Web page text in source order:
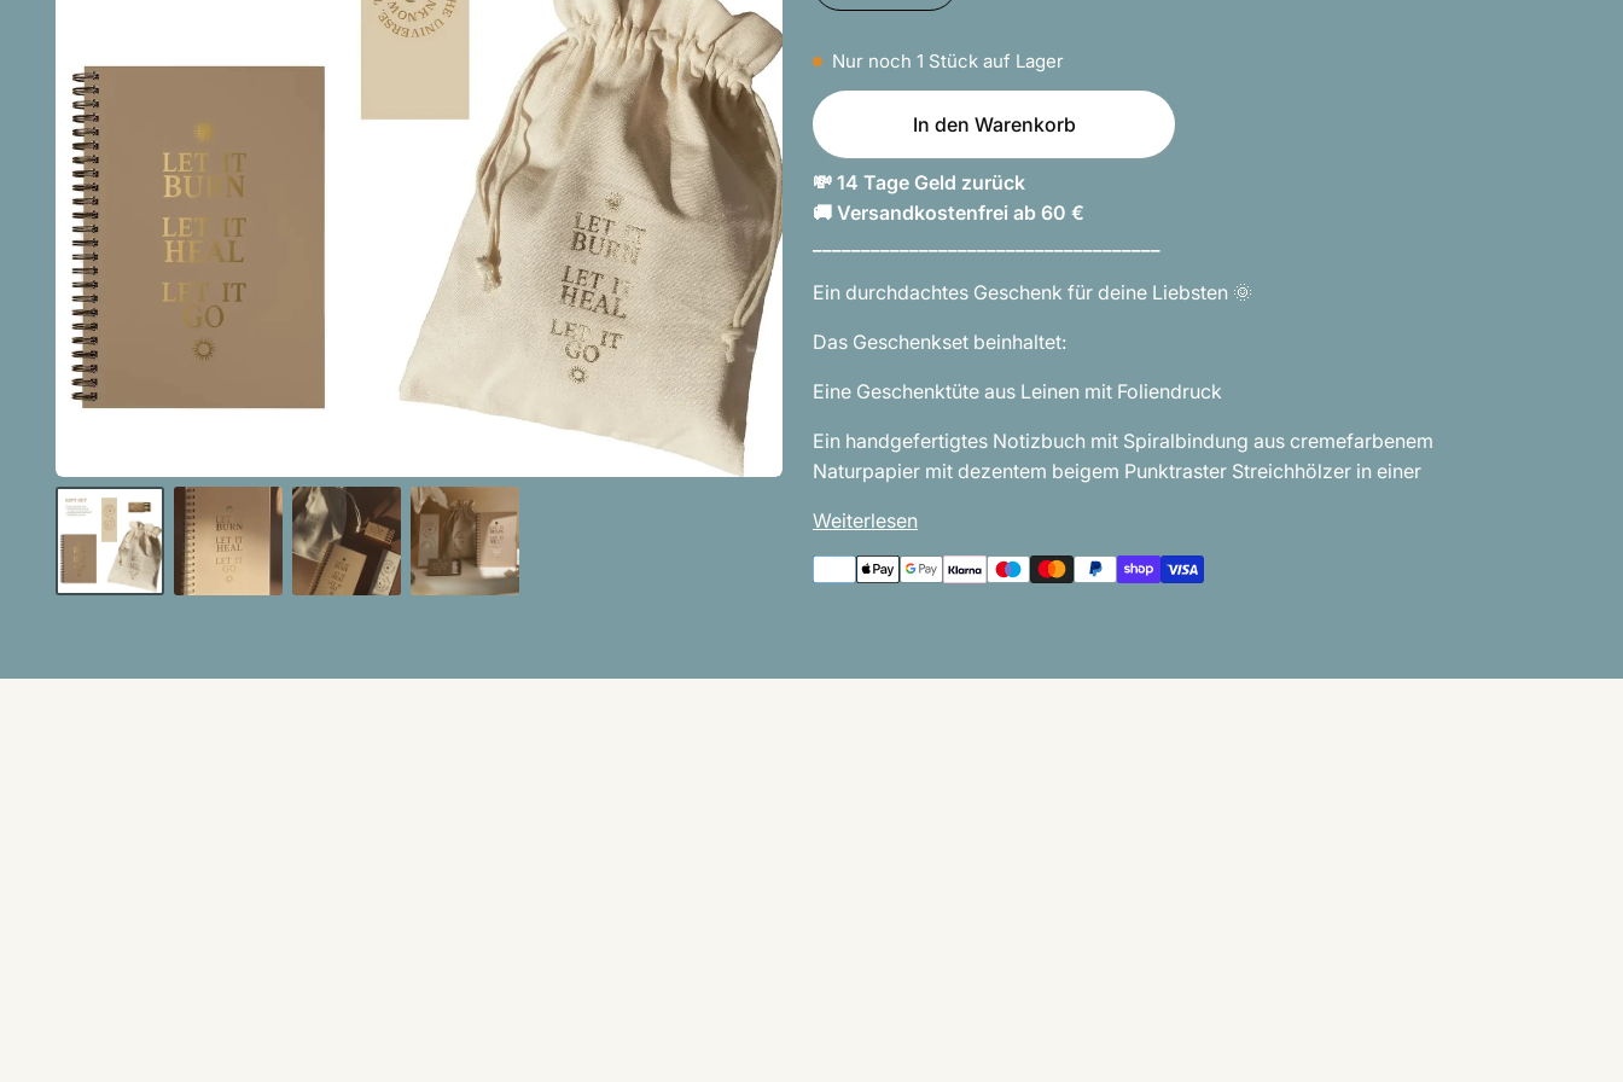
Nur noch 1 Stück auf Lager
In den Warenkorb
💸 14 Tage Geld zurück
🚚 Versandkostenfrei ab 60 €
Ein durchdachtes Geschenk für deine Liebsten 🌞
Das Geschenkset beinhaltet:
Eine Geschenktüte aus Leinen mit Foliendruck
Ein handgefertigtes Notizbuch mit Spiralbindung aus cremefarbenem
Naturpapier mit dezentem beigem Punktraster Streichhölzer in einer
Weiterlesen